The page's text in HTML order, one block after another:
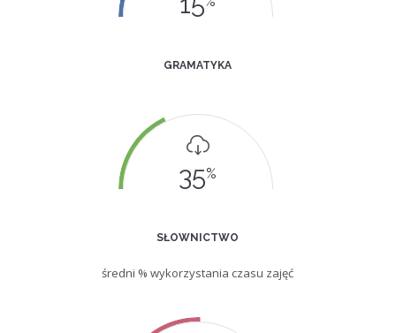
GRAMATYKA
35%
SŁOWNICTWO
średni % wykorzystania czasu zajęć